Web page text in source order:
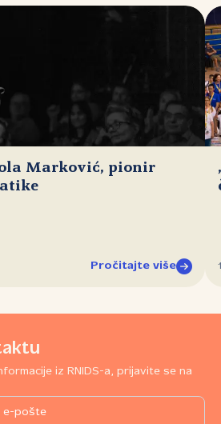
Marković, pionir
Pročitajte više
iz RNIDS-a, prijavite se na